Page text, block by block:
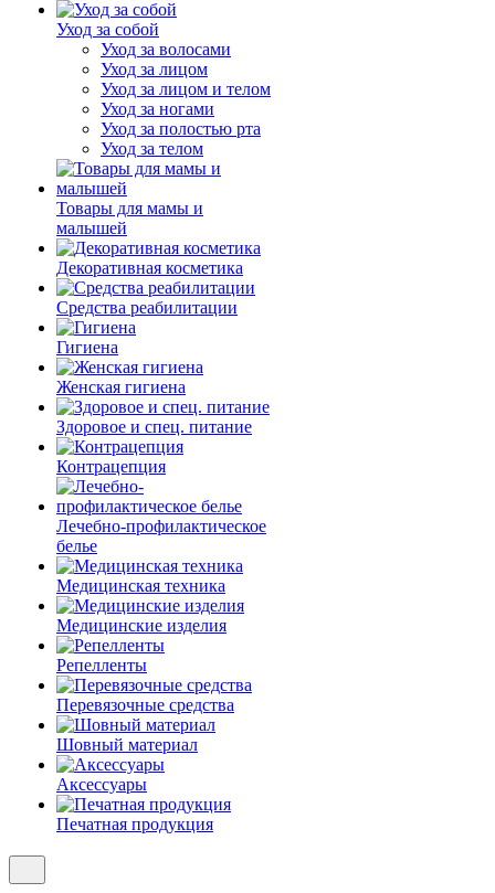
Уход за собой
Уход за волосами
Уход за лицом
Уход за лицом и телом
Уход за ногами
Уход за полостью рта
Уход за телом
Товары для мамы и
малышей
Декоративная косметика
Средства реабилитации
Гигиена
Женская гигиена
Здоровое и спец. питание
Контрацепция
Лечебно-профилактическое
белье
Медицинская техника
Медицинские изделия
Репелленты
Перевязочные средства
Шовный материал
Аксессуары
Печатная продукция